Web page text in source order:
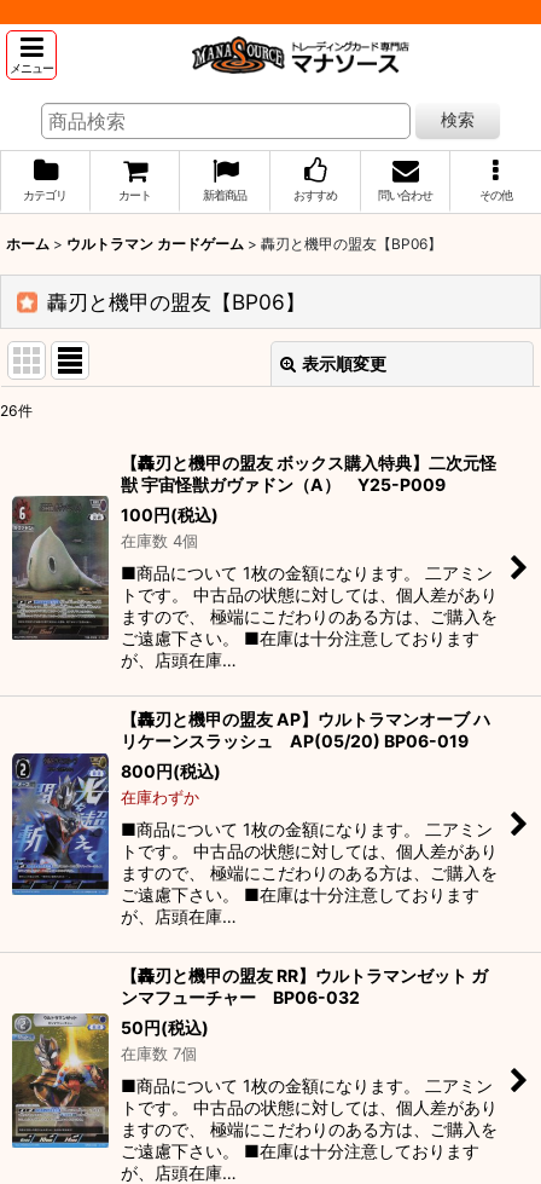
メニュー
検索
カテゴリ カート 新着商品 おすすめ 問い合わせ その他
ホーム > ウルトラマン カードゲーム > 轟刃と機甲の盟友【BP06】
轟刃と機甲の盟友【BP06】
表示順変更
並び順:
絞り込む
26件
【轟刃と機甲の盟友 ボックス購入特典】二次元怪
獣 宇宙怪獣ガヴァドン（A） Y25-P009
100円(税込)
在庫数 4個
■商品について 1枚の金額になります。 二アミン
トです。 中古品の状態に対しては、個人差があり
ますので、 極端にこだわりのある方は、ご購入を
ご遠慮下さい。 ■在庫は十分注意しております
が、店頭在庫…
【轟刃と機甲の盟友 AP】ウルトラマンオーブ ハ
リケーンスラッシュ AP(05/20) BP06-019
800円(税込)
在庫わずか
■商品について 1枚の金額になります。 二アミン
トです。 中古品の状態に対しては、個人差があり
ますので、 極端にこだわりのある方は、ご購入を
ご遠慮下さい。 ■在庫は十分注意しております
が、店頭在庫…
【轟刃と機甲の盟友 RR】ウルトラマンゼット ガ
ンマフューチャー BP06-032
50円(税込)
在庫数 7個
■商品について 1枚の金額になります。 二アミン
トです。 中古品の状態に対しては、個人差があり
ますので、 極端にこだわりのある方は、ご購入を
ご遠慮下さい。 ■在庫は十分注意しております
が、店頭在庫…